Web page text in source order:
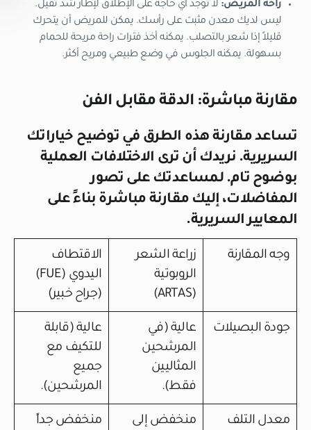
راحة المريض: لا توجد أي حاجة على الإطلاق لإطار شد ثقيل.
ليس لديك معدن مثبت على رأسك. يمكن للمريض أن يتحرك
قليلاً إذا شعر بالتصلب. يمكنه أخذ فترات راحة مريحة للحمام
بسهولة. يمكنه الجلوس في وضع طبيعي ومريح أكثر.
مقارنة مباشرة: الدقة مقابل الفن
تساعد مقارنة هذه الطرق في توضيح خياراتك
السريرية. نريدك أن ترى الاختلافات العملية
بوضوح تام. لمساعدتك على تصور
المفاضلات، إليك مقارنة مباشرة بناءً على
المعايير السريرية.
وجه المقارنة
زراعة الشعر
الروبوتية
(ARTAS)
الاقتطاف
اليدوي (FUE)
(جراح خبير)
جودة البصيلات
عالية (في
المرشحين
المثاليين
فقط).
عالية (قابلة
للتكيف مع
جميع
المرشحين).
معدل التلف منخفض إلى منخفض جداً